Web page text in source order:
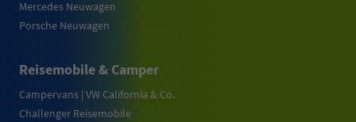
Mercedes Neuwagen
Porsche Neuwagen
Reisemobile & Camper
Campervans | VW California & Co.
Challenger Reisemobile